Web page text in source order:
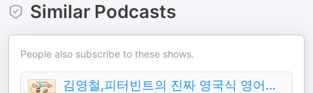
Similar Podcasts
People also subscribe to these shows.
김영철,피터빈트의 진짜 영국식 영어（김영철의 파워FM）